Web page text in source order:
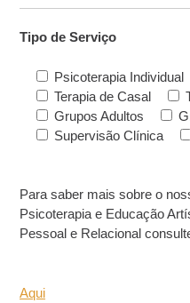
Tipo de Serviço
Psicoterapia Individual
Terapia de Casal
Grupos Adultos
Supervisão Clínica
Para saber mais sobre o
Psicoterapia e Educação
Pessoal e Relacional
Aqui